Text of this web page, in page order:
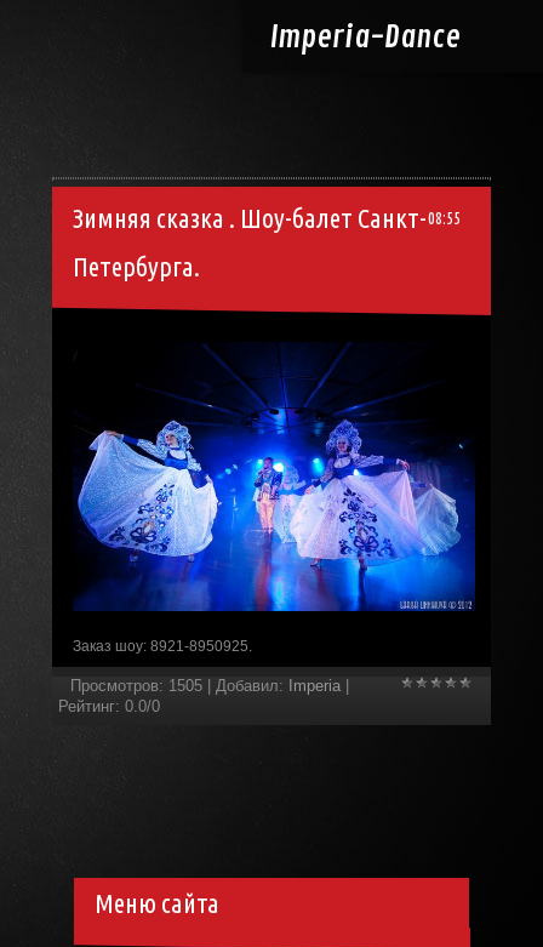
Imperia-Dance
08:55
Зимняя сказка . Шоу-балет Санкт-
Петербурга.
Заказ шоу: 8921-8950925.
Просмотров: 1505| Добавил: Imperia
Рейтинг: 0.0/0
Меню сайта